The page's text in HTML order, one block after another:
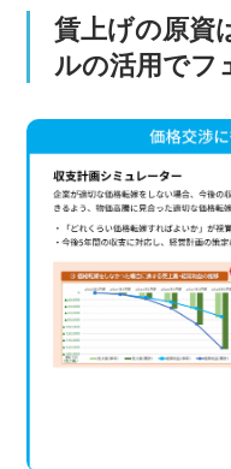
賃上げの原資
ルの活用でフ